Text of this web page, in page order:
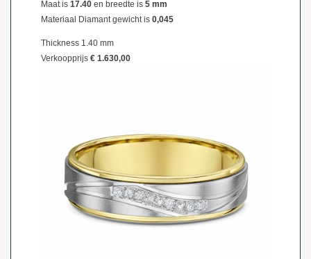
Maat is 17.40 en breedte is 5 mm
Materiaal Diamant gewicht is 0,045
Thickness 1.40 mm
Verkoopprijs € 1.630,00